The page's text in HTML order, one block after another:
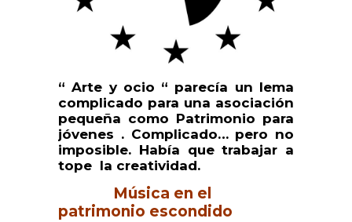
“ Arte y ocio “ parecía un lema
complicado para una asociación
pequeña como Patrimonio para
jóvenes . Complicado… pero no
imposible. Había que trabajar a
tope la creatividad.
Música en el
patrimonio escondido